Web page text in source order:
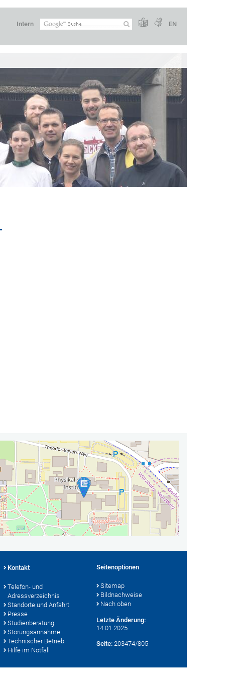
Intern EN
Kontakt
Telefon- und
Adressverzeichnis
Standorte und Anfahrt
Presse
Studienberatung
Störungsannahme
Technischer Betrieb
Hilfe im Notfall
Seitenoptionen
Sitemap
Bildnachweise
Nach oben
Letzte Änderung:
14.01.2025
Seite: 203474/805